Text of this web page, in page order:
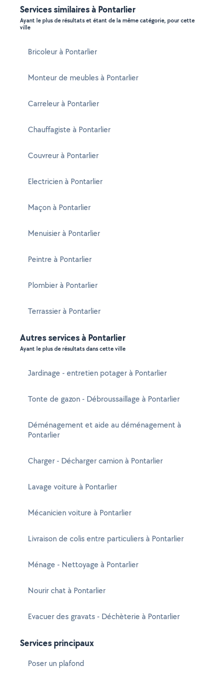
Services similaires à Pontarlier
Ayant le plus de résultats et étant de la même catégorie, pour cette
ville
Bricoleur à Pontarlier
Monteur de meubles à Pontarlier
Carreleur à Pontarlier
Chauffagiste à Pontarlier
Couvreur à Pontarlier
Electricien à Pontarlier
Maçon à Pontarlier
Menuisier à Pontarlier
Peintre à Pontarlier
Plombier à Pontarlier
Terrassier à Pontarlier
Autres services à Pontarlier
Ayant le plus de résultats dans cette ville
Jardinage - entretien potager à Pontarlier
Tonte de gazon - Débroussaillage à Pontarlier
Déménagement et aide au déménagement à
Pontarlier
Charger - Décharger camion à Pontarlier
Lavage voiture à Pontarlier
Mécanicien voiture à Pontarlier
Livraison de colis entre particuliers à Pontarlier
Ménage - Nettoyage à Pontarlier
Nourir chat à Pontarlier
Evacuer des gravats - Déchèterie à Pontarlier
Services principaux
Poser un plafond